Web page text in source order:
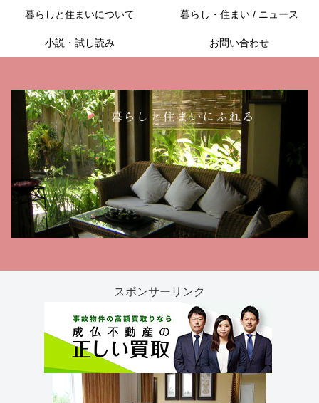
暮らしと住まいについて 暮らし・住まい / ニュース
小説・試し読み お問い合わせ
スポンサーリンク